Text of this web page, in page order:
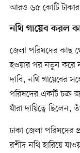
আরও ৬৫ কোটি টাকার
নথি গায়েব করল
জেলা পরিষদের কাছ
হওয়ার পর নতুন করে
দাবি, নথি গায়েবের
পরিষদের একটি চক্র
যাঁরা দায়িত্বে ছিলেন,
ঢাকা জেলা পরিষদের
রশীদ নথি হারিয়ে